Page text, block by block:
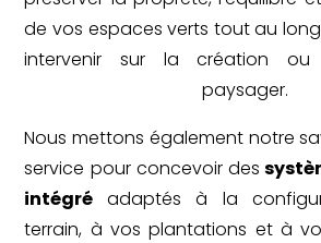
de vos espaces verts tout au long
intervenir sur la création ou
paysager.
Nous mettons également notre
service pour concevoir des
intégré adaptés à la
terrain, à vos plantations et à